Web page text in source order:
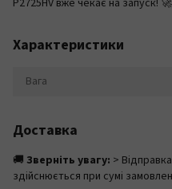
Характеристики
Вага
Доставка
🚚 Зверніть увагу: >
здійснюється при сумі